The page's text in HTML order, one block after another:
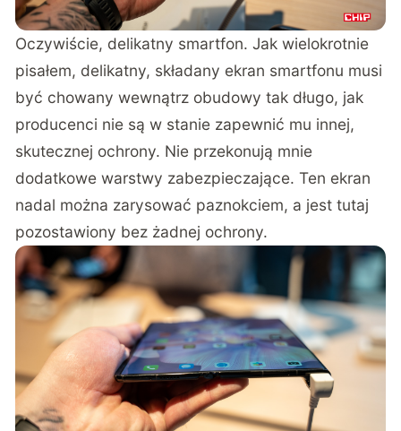
Oczywiście, delikatny smartfon. Jak wielokrotnie
pisałem, delikatny, składany ekran smartfonu musi
być chowany wewnątrz obudowy tak długo, jak
producenci nie są w stanie zapewnić mu innej,
skutecznej ochrony. Nie przekonują mnie
dodatkowe warstwy zabezpieczające. Ten ekran
nadal można zarysować paznokciem, a jest tutaj
pozostawiony bez żadnej ochrony.